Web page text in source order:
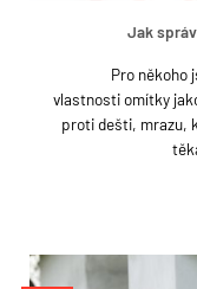
Jak
Pro někoho
vlastnosti omítky
proti dešti, mrazu,